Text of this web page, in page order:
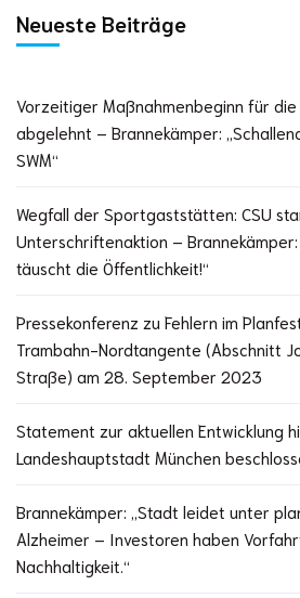
Neueste Beiträge
Vorzeitiger Maßnahmenbeginn für die
abgelehnt – Brannekämper:
SWM“
Wegfall der Sportgaststätten: CSU
Unterschriftenaktion –
täuscht die Öffentlichkeit!“
Pressekonferenz zu Fehlern im
Trambahn-Nordtangente (Abschnitt
Straße) am 28. September 2023
Statement zur aktuellen Entwicklung
Landeshauptstadt München
Brannekämper: „Stadt leidet unter
Alzheimer – Investoren haben
Nachhaltigkeit.“